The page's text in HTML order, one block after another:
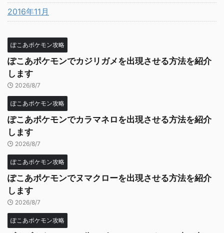
2016年11月
ぽこあポケモン攻略
ぽこあポケモンでカジリガメを出現させる方法を紹介
します
2026/8/7
ぽこあポケモン攻略
ぽこあポケモンでカラマネロを出現させる方法を紹介
します
2026/8/7
ぽこあポケモン攻略
ぽこあポケモンでヌマクローを出現させる方法を紹介
します
2026/8/7
ぽこあポケモン攻略